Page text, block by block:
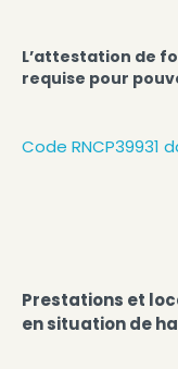
L’attestation de
requise pour
Code RNCP39931
Prestations et
en situation de